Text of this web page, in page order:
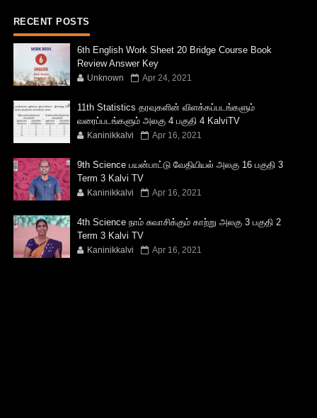
RECENT POSTS
6th English Work Sheet 20 Bridge Course Book
Review Answer Key
Unknown Apr 24, 2021
11th Statistics தரவுகளின் விளக்கப்படங்களும்
வரைப்படங்களும் அலகு 4 பகுதி 4 KalviTV
Kaninikkalvi Apr 16, 2021
9th Science பயன்பாட்டு வேதியியல் அலகு 16 பகுதி 3
Term 3 Kalvi TV
Kaninikkalvi Apr 16, 2021
4th Science நாம் சுவாசிக்கும் காற்று அலகு 3 பகுதி 2
Term 3 Kalvi TV
Kaninikkalvi Apr 16, 2021